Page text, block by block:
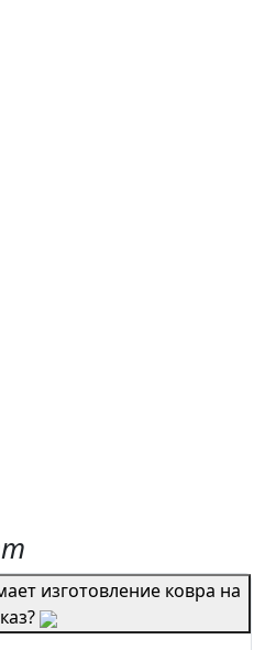
изготовление ковра на